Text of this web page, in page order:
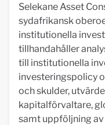
Selekane Asset
sydafrikansk
institutionella
tillhandahåller
till institutionella
investeringspolicy
och skulder,
kapitalförvaltare,
samt uppföljning